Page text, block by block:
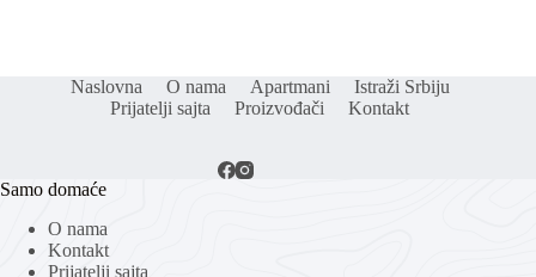
Naslovna O nama Apartmani
Istraži Srbiju
Prijatelji sajta
Proizvođači Kontakt
Samo domaće
O nama
Kontakt
Prijatelji sajta